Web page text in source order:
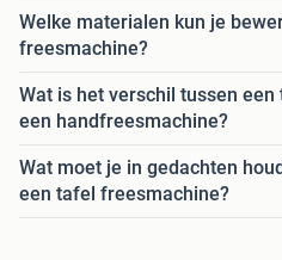
Welke materialen kun je
freesmachine?
Wat is het verschil tussen
een handfreesmachine?
Wat moet je in gedachten
een tafel freesmachine?